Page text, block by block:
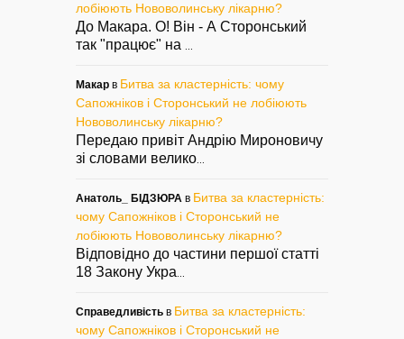
лобіюють Нововолинську лікарню?
До Макара. О! Він - А Сторонський
так "працює" на
Макар в Битва за кластерність: чому
Сапожніков і Сторонський не лобіюють
Нововолинську лікарню?
Передаю привіт Андрію Мироновичу
зі словами велико
Анатоль_ БІДЗЮРА в Битва за кластерність:
чому Сапожніков і Сторонський не
лобіюють Нововолинську лікарню?
Відповідно до частини першої статті
18 Закону Укра
Справедливість в Битва за кластерність:
чому Сапожніков і Сторонський не